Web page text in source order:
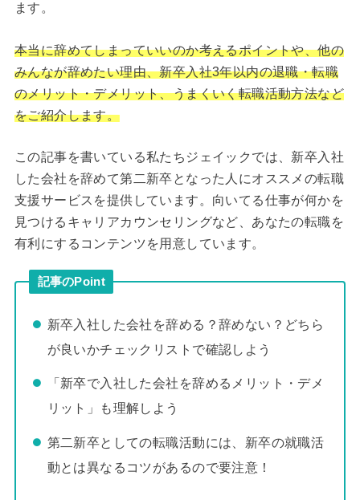
ます。
本当に辞めてしまっていいのか考えるポイントや、他の
みんなが辞めたい理由、新卒入社3年以内の退職・転職
のメリット・デメリット、うまくいく転職活動方法など
をご紹介します。
この記事を書いている私たちジェイックでは、新卒入社
した会社を辞めて第二新卒となった人にオススメの転職
支援サービスを提供しています。向いてる仕事が何かを
見つけるキャリアカウンセリングなど、あなたの転職を
有利にするコンテンツを用意しています。
記事のPoint
新卒入社した会社を辞める？辞めない？どちら
が良いかチェックリストで確認しよう
「新卒で入社した会社を辞めるメリット・デメ
リット」も理解しよう
第二新卒としての転職活動には、新卒の就職活
動とは異なるコツがあるので要注意！